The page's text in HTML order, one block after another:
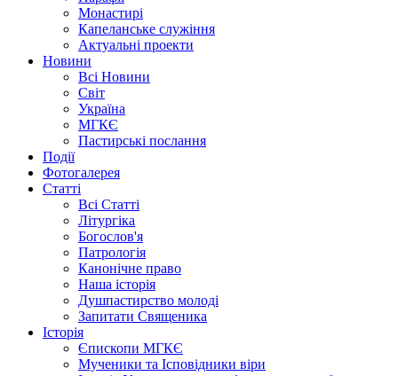
Монастирі
Капеланське служіння
Актуальні проекти
Новини
Всі Новини
Світ
Україна
МГКЄ
Пастирські послання
Події
Фотогалерея
Статті
Всі Статті
Літургіка
Богослов'я
Патрологія
Канонічне право
Наша історія
Душпастирство молоді
Запитати Священика
Історія
Єпископи МГКЄ
Мученики та Ісповідники віри